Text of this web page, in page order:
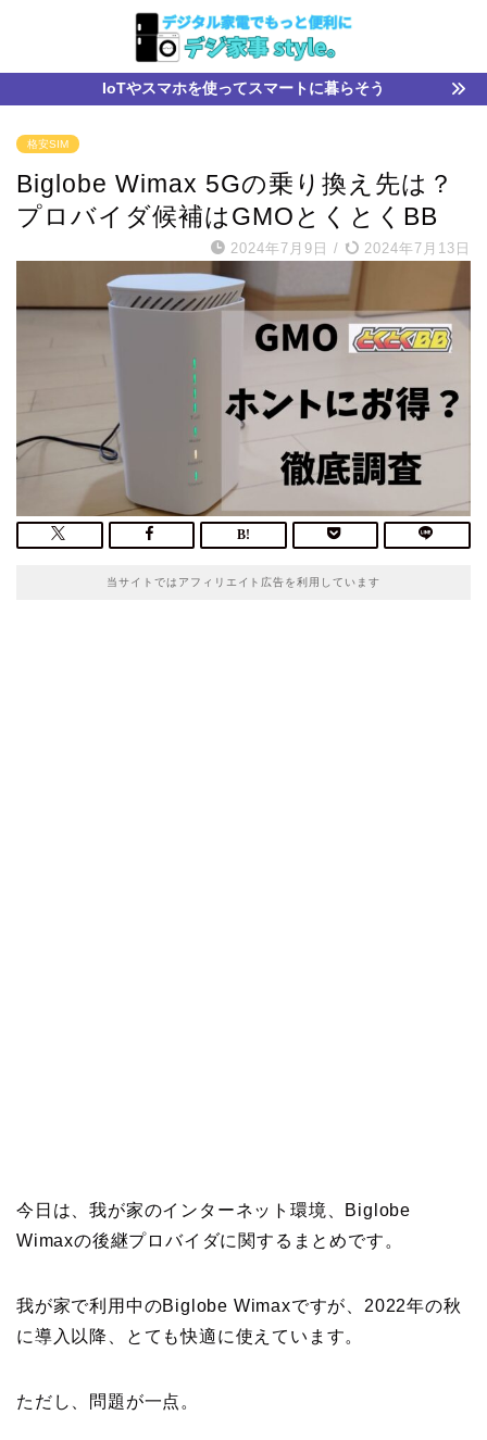
IoTやスマホを使ってスマートに暮らそう
格安SIM
Biglobe Wimax 5Gの乗り換え先は？
プロバイダ候補はGMOとくとくBB
2024年7月9日 / 2024年7月13日
当サイトではアフィリエイト広告を利用しています
今日は、我が家のインターネット環境、Biglobe
Wimaxの後継プロバイダに関するまとめです。
我が家で利用中のBiglobe Wimaxですが、2022年の秋
に導入以降、とても快適に使えています。
ただし、問題が一点。